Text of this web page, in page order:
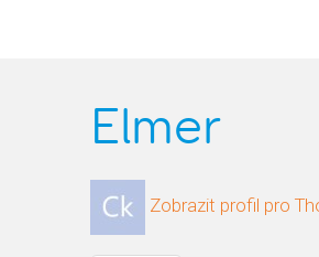
Elmer
Zobrazit profil pro